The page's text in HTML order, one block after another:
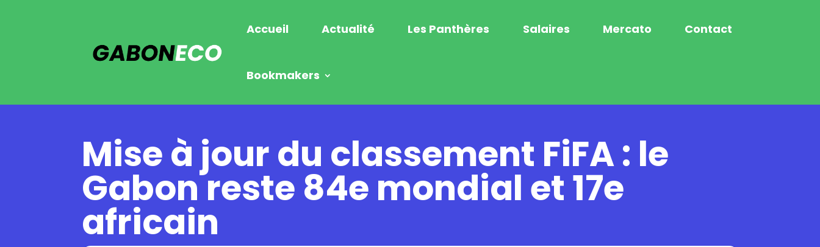
Accueil Actualité Les Panthères Salaires Mercato Contact
Bookmakers
Mise à jour du classement FiFA : le
Gabon reste 84e mondial et 17e
africain